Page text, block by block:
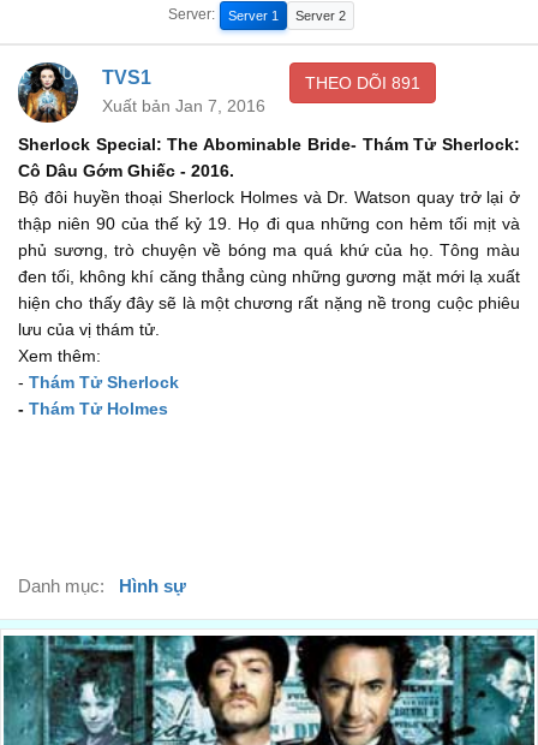
Mwah! Look at you. all happy. it's not decent.
Nhìn cậu này. chẳng đứng đắn gì cả.
Who cares about decent? The game. Mrs. Hudson. is on!
Tôi chả quan tâm đến chuyện đứng đắn. Cuộc chiến đã bắt đầu
rồi bà Hudson à!
00:22
Don't make people into heroes. John.
Đừng biến kẻ khác thành người hùng. John.
00:26
Heroes don't exist and. if they did. I wouldn't be one of them.
Những người hùng. họ chẳng hề tồn tại chả may nếu có. tôi sẽ
không phải là họ.
- Are you wearing any pants? - No.
Anh có mặc quần lót ở trong không vậy? Không.
00:38
OK.
OK.
00:39
Server: Server 1 Server 2
TVS1
Xuất bản Jan 7, 2016
THEO DÕI 891
Sherlock Special: The Abominable Bride- Thám Tử Sherlock:
Cô Dâu Gớm Ghiếc - 2016.
Bộ đôi huyền thoại Sherlock Holmes và Dr. Watson quay trở lại ở
thập niên 90 của thế kỷ 19. Họ đi qua những con hẻm tối mịt và
phủ sương, trò chuyện về bóng ma quá khứ của họ. Tông màu
đen tối, không khí căng thẳng cùng những gương mặt mới lạ xuất
hiện cho thấy đây sẽ là một chương rất nặng nề trong cuộc phiêu
lưu của vị thám tử.
Xem thêm:
- Thám Tử Sherlock
- Thám Tử Holmes
Danh mục: Hình sự